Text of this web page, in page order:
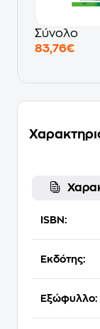
Σύνολο
83,76€
ISBN:
Εκδότης:
Εξώφυλλο: